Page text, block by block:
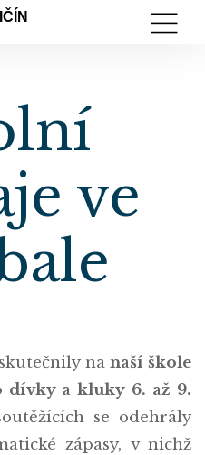
ve
nanaší škole
dívky a kluky 6. až 9.
se odehrály
zápasy, v nichž